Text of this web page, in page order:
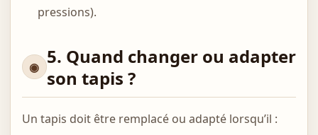
pressions).
5. Quand changer ou adapter
son tapis ?
Un tapis doit être remplacé ou adapté lorsqu’il :